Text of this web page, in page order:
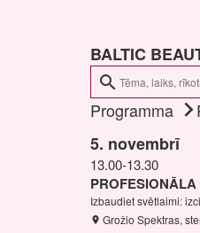
BALTIC
search
Programma
5. novembrī
13.00-13.30
Izbaudiet svētlaimi:
location_on Grožio Spektras,